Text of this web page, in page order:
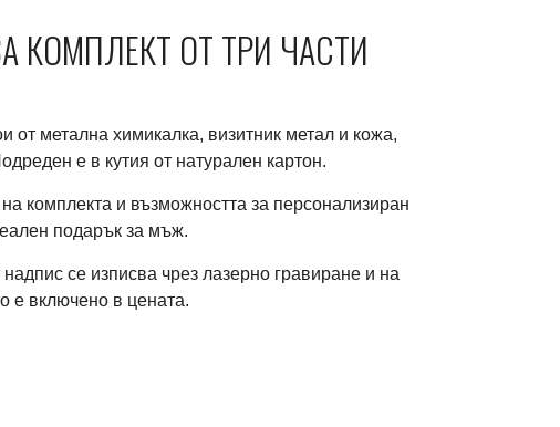
КОМПЛЕКТ ОТ ТРИ ЧАСТИ
от метална химикалка, визитник метал и кожа,
е в кутия от натурален картон.
комплекта и възможността за персонализиран
подарък за мъж.
се изписва чрез лазерно гравиране и на
е включено в цената.